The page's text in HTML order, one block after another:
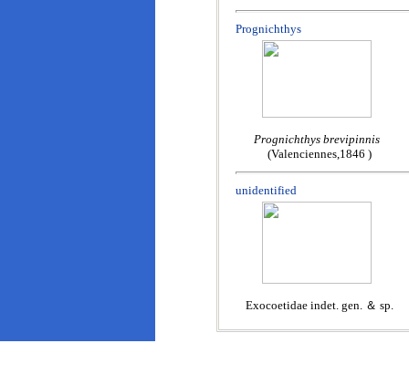
Prognichthys
Prognichthys brevipinnis
(Valenciennes,1846 )
unidentified
Exocoetidae indet. gen. ＆ sp.